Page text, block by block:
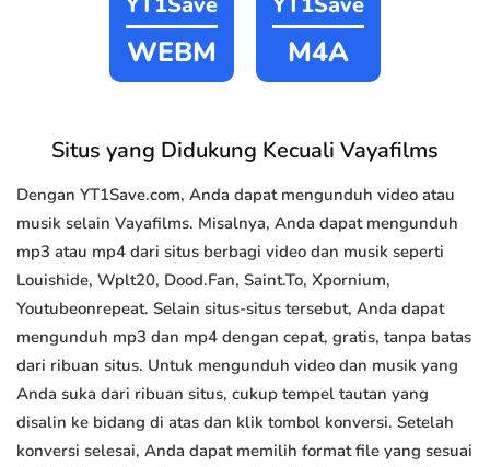
WEBM M4A
Situs yang Didukung Kecuali Vayafilms
Dengan YT1Save.com, Anda dapat mengunduh video atau
musik selain Vayafilms. Misalnya, Anda dapat mengunduh
mp3 atau mp4 dari situs berbagi video dan musik seperti
Louishide, Wplt20, Dood.Fan, Saint.To, Xpornium,
Youtubeonrepeat. Selain situs-situs tersebut, Anda dapat
mengunduh mp3 dan mp4 dengan cepat, gratis, tanpa batas
dari ribuan situs. Untuk mengunduh video dan musik yang
Anda suka dari ribuan situs, cukup tempel tautan yang
disalin ke bidang di atas dan klik tombol konversi. Setelah
konversi selesai, Anda dapat memilih format file yang sesuai